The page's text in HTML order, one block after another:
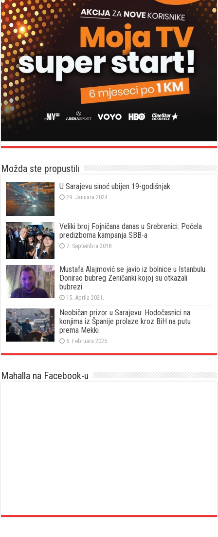
Možda ste propustili
U Sarajevu sinoć ubijen 19-godišnjak
29. Januara 2024.
Veliki broj Fojničana danas u Srebrenici: Počela
predizborna kampanja SBB-a
7. Septembra 2018.
Mustafa Alajmović se javio iz bolnice u Istanbulu:
Donirao bubreg Zeničanki kojoj su otkazali
bubrezi
15. Aprila 2021.
Neobičan prizor u Sarajevu: Hodočasnici na
konjima iz Španije prolaze kroz BiH na putu
prema Mekki
6. Februara 2025.
Mahalla na Facebook-u